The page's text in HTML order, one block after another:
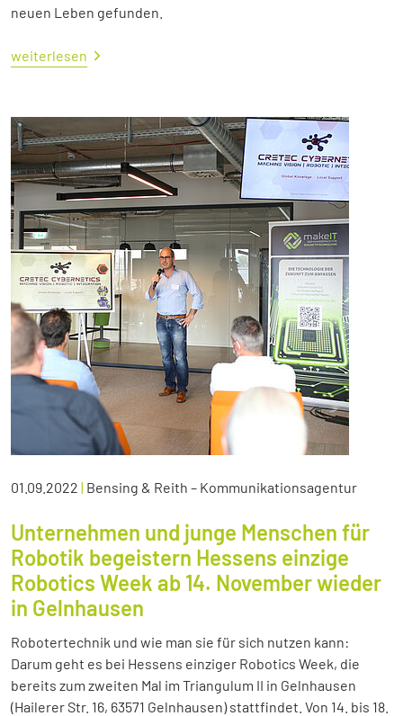
neuen Leben gefunden.
weiterlesen
01.09.2022 | Bensing & Reith – Kommunikationsagentur
Unternehmen und junge Menschen für
Robotik begeistern Hessens einzige
Robotics Week ab 14. November wieder
in Gelnhausen
Robotertechnik und wie man sie für sich nutzen kann:
Darum geht es bei Hessens einziger Robotics Week, die
bereits zum zweiten Mal im Triangulum II in Gelnhausen
(Hailerer Str. 16, 63571 Gelnhausen) stattfindet. Von 14. bis 18.